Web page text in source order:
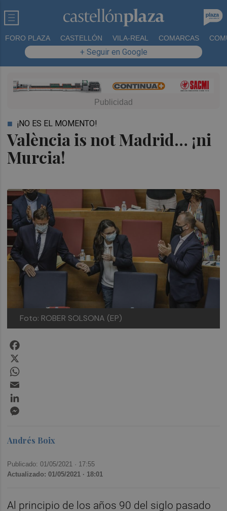
FORO PLAZA CASTELLÓN VILA-REAL COMARCAS
+ Seguir en Google
València is not Madrid… ¡ni
Murcia!
¡NO ES EL MOMENTO!
Foto: ROBER SOLSONA (EP)
Andrés Boix
Publicado: 01/05/2021 · 17:55
Actualizado: 01/05/2021 · 18:01
Al principio de los años 90 del siglo pasado